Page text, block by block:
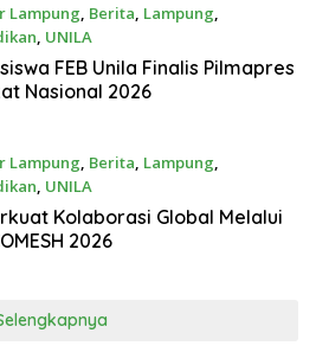
Lampung Berita Lampung
UNILA
6, 2026FEB Unila Finalis Pilmapres
Nasional 2026
Lampung Berita Lampung
UNILA
6, 2026Kolaborasi Global Melalui
2026